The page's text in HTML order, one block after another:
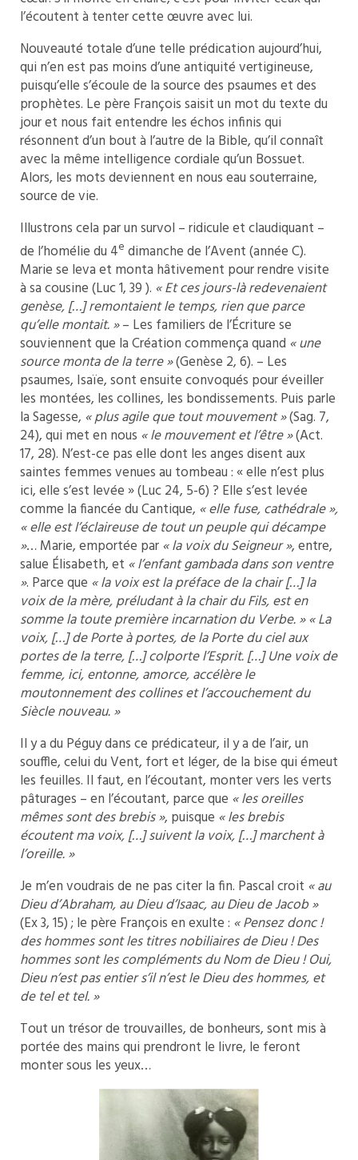
l’écoutent à tenter cette œuvre avec lui.
Nouveauté totale d’une telle prédication aujourd’hui,
qui n’en est pas moins d’une antiquité vertigineuse,
puisqu’elle s’écoule de la source des psaumes et des
prophètes. Le père François saisit un mot du texte du
jour et nous fait entendre les échos infinis qui
résonnent d’un bout à l’autre de la Bible, qu’il connaît
avec la même intelligence cordiale qu’un Bossuet.
Alors, les mots deviennent en nous eau souterraine,
source de vie.
Illustrons cela par un survol – ridicule et claudiquant –
de l’homélie du 4e dimanche de l’Avent (année C).
Marie se leva et monta hâtivement pour rendre visite
à sa cousine (Luc 1, 39 ). « Et ces jours-là redevenaient
genèse, […] remontaient le temps, rien que parce
qu’elle montait. »– Les familiers de l’Écriture se
souviennent que la Création commença quand « une
source monta de la terre »(Genèse 2, 6). – Les
psaumes, Isaïe, sont ensuite convoqués pour éveiller
les montées, les collines, les bondissements. Puis parle
la Sagesse, « plus agile que tout mouvement »(Sag. 7,
24), qui met en nous « le mouvement et l’être »(Act.
17, 28). N’est-ce pas elle dont les anges disent aux
saintes femmes venues au tombeau : « elle n’est plus
ici, elle s’est levée » (Luc 24, 5-6) ? Elle s’est levée
comme la fiancée du Cantique, « elle fuse, cathédrale »,
« elle est l’éclaireuse de tout un peuple qui décampe
»… Marie, emportée par« la voix du Seigneur », entre,
salue Élisabeth, et « l’enfant gambada dans son ventre
». Parce que « la voix est la préface de la chair […] la
voix de la mère, préludant à la chair du Fils, est en
somme la toute première incarnation du Verbe. » « La
voix, […] de Porte à portes, de la Porte du ciel aux
portes de la terre, […] colporte l’Esprit. […] Une voix de
femme, ici, entonne, amorce, accélère le
moutonnement des collines et l’accouchement du
Siècle nouveau. »
Il y a du Péguy dans ce prédicateur, il y a de l’air, un
souffle, celui du Vent, fort et léger, de la bise qui émeut
les feuilles. Il faut, en l’écoutant, monter vers les verts
pâturages – en l’écoutant, parce que « les oreilles
mêmes sont des brebis », puisque « les brebis
écoutent ma voix, […] suivent la voix, […] marchent à
l’oreille. »
Je m’en voudrais de ne pas citer la fin. Pascal croit « au
Dieu d’Abraham, au Dieu d’Isaac, au Dieu de Jacob »
(Ex 3, 15) ; le père François en exulte : « Pensez donc !
des hommes sont les titres nobiliaires de Dieu ! Des
hommes sont les compléments du Nom de Dieu ! Oui,
Dieu n’est pas entier s’il n’est le Dieu des hommes, et
de tel et tel. »
Tout un trésor de trouvailles, de bonheurs, sont mis à
portée des mains qui prendront le livre, le feront
monter sous les yeux…